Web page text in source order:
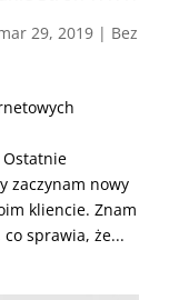
29, 2019| Bez
zaczynam nowy
kliencie. Znam
sprawia, że...